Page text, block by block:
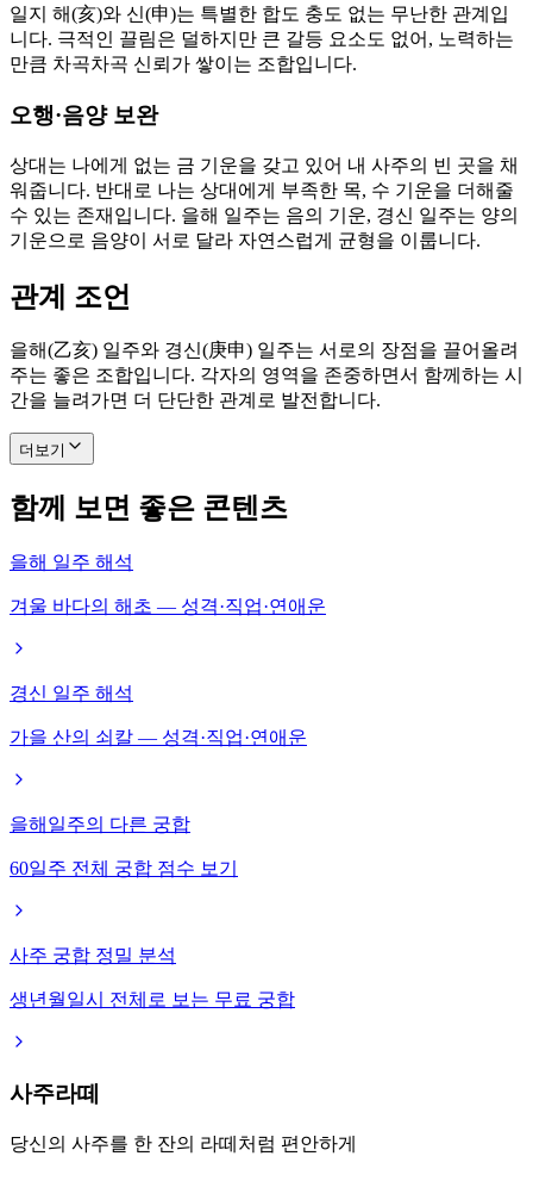
일지 해(亥)와 신(申)는 특별한 합도 충도 없는 무난한 관계입
니다. 극적인 끌림은 덜하지만 큰 갈등 요소도 없어, 노력하는
만큼 차곡차곡 신뢰가 쌓이는 조합입니다.
오행·음양 보완
상대는 나에게 없는 금 기운을 갖고 있어 내 사주의 빈 곳을 채
워줍니다. 반대로 나는 상대에게 부족한 목, 수 기운을 더해줄
수 있는 존재입니다. 을해 일주는 음의 기운, 경신 일주는 양의
기운으로 음양이 서로 달라 자연스럽게 균형을 이룹니다.
관계 조언
을해(乙亥) 일주와 경신(庚申) 일주는 서로의 장점을 끌어올려
주는 좋은 조합입니다. 각자의 영역을 존중하면서 함께하는 시
간을 늘려가면 더 단단한 관계로 발전합니다.
더보기
함께 보면 좋은 콘텐츠
을해 일주 해석
겨울 바다의 해초 — 성격·직업·연애운
경신 일주 해석
가을 산의 쇠칼 — 성격·직업·연애운
을해일주의 다른 궁합
60일주 전체 궁합 점수 보기
사주 궁합 정밀 분석
생년월일시 전체로 보는 무료 궁합
사주라떼
당신의 사주를 한 잔의 라떼처럼 편안하게